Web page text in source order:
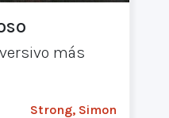
más
Strong, Simon